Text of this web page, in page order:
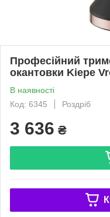
Професійний
окантовки Kiepe
В наявності
Код: 6345
Роздріб
3 636 ₴